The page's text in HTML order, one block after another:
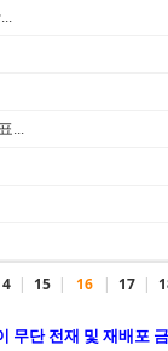
...
| 15 | 16 | 17 |
무단 전재 및 재배포